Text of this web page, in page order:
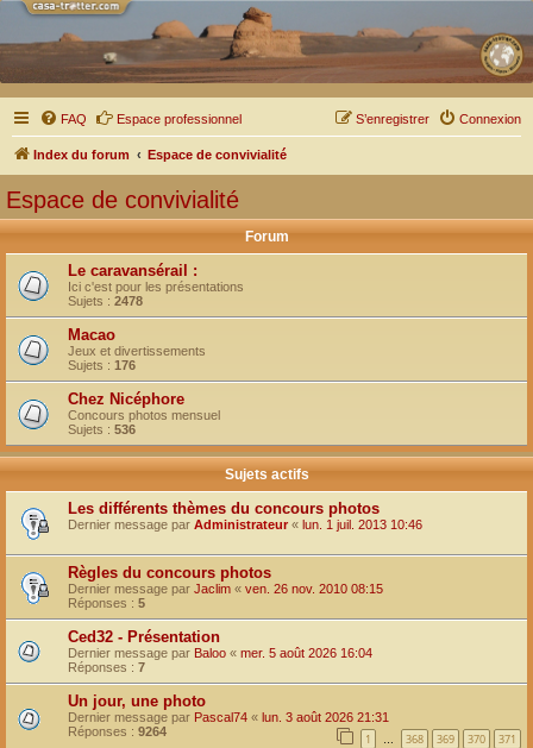
FAQ Espace professionnel Connexion
S’enregistrer
Index du forum Espace de convivialité
Espace de convivialité
Forum
Le caravansérail :
Ici c'est pour les présentations
Sujets : 2478
Macao
Jeux et divertissements
Sujets : 176
Chez Nicéphore
Concours photos mensuel
Sujets : 536
Sujets actifs
Les différents thèmes du concours photos
Dernier message par Administrateur « lun. 1 juil. 2013 10:46
Règles du concours photos
Dernier message par Jaclim « ven. 26 nov. 2010 08:15
Réponses : 5
Ced32 - Présentation
Dernier message par Baloo « mer. 5 août 2026 16:04
Réponses : 7
Un jour, une photo
Dernier message par Pascal74 « lun. 3 août 2026 21:31
Réponses : 9264 1 … 368 369 370 371